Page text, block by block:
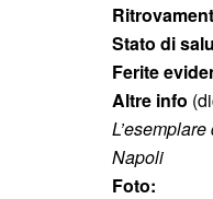
Stato di
Ferite
Altre info
Napoli
Foto: